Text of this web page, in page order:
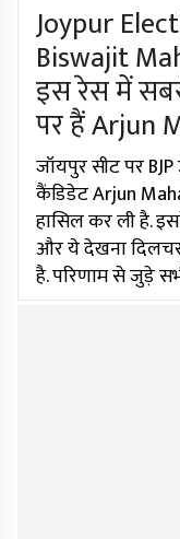
Joypur
Biswajit
इस रेस में
पर हैं Arjun
जॉयपुर सीट पर
कैंडिडेट Arjun
हासिल कर ली है.
और ये देखना
है. परिणाम से जुड़े